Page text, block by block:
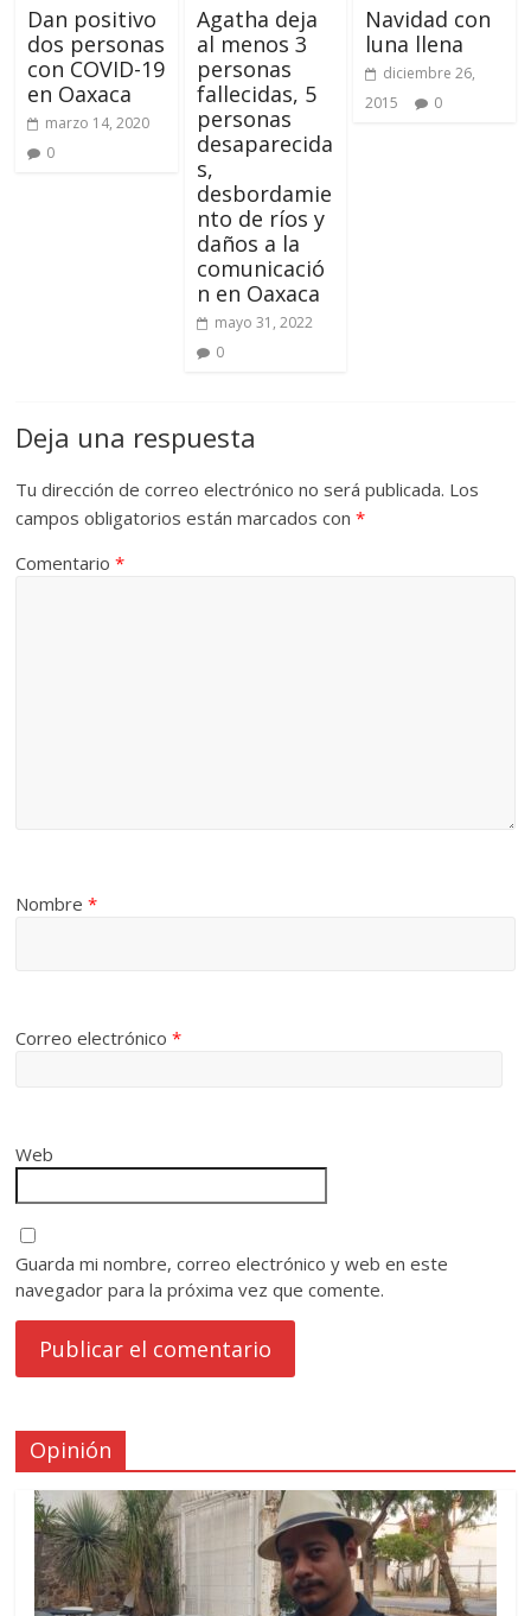
Dan positivo
dos personas
con COVID-19
en Oaxaca
marzo 14, 2020
0
Agatha deja
al menos 3
personas
fallecidas, 5
personas
desaparecida
s,
desbordamie
nto de ríos y
daños a la
comunicació
n en Oaxaca
mayo 31, 2022
0
Navidad con
luna llena
diciembre 26,
2015
0
Deja una respuesta
Tu dirección de correo electrónico no será publicada. Los
campos obligatorios están marcados con*
Comentario*
Nombre*
Correo electrónico*
Web
Guarda mi nombre, correo electrónico y web en este
navegador para la próxima vez que comente.
Opinión